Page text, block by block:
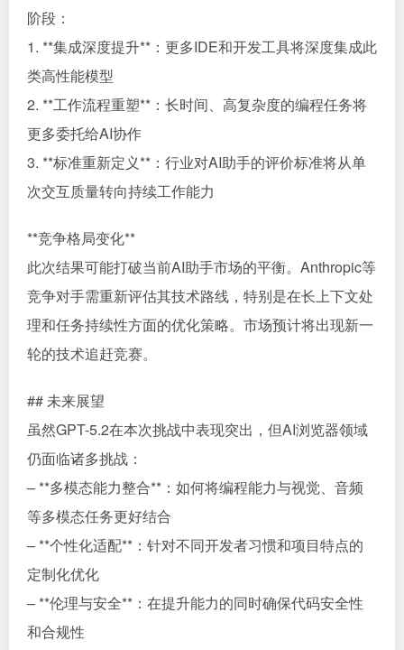
阶段：
1. **集成深度提升**：更多IDE和开发工具将深度集成此
类高性能模型
2. **工作流程重塑**：长时间、高复杂度的编程任务将
更多委托给AI协作
3. **标准重新定义**：行业对AI助手的评价标准将从单
次交互质量转向持续工作能力
**竞争格局变化**
此次结果可能打破当前AI助手市场的平衡。Anthropic等
竞争对手需重新评估其技术路线，特别是在长上下文处
理和任务持续性方面的优化策略。市场预计将出现新一
轮的技术追赶竞赛。
## 未来展望
虽然GPT-5.2在本次挑战中表现突出，但AI浏览器领域
仍面临诸多挑战：
– **多模态能力整合**：如何将编程能力与视觉、音频
等多模态任务更好结合
– **个性化适配**：针对不同开发者习惯和项目特点的
定制化优化
– **伦理与安全**：在提升能力的同时确保代码安全性
和合规性